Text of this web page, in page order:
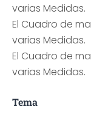
varias Medidas.
El Cuadro de
varias Medidas.
El Cuadro de
varias Medidas.
Tema